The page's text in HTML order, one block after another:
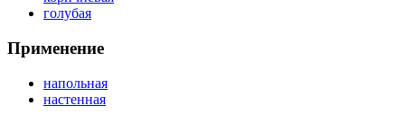
голубая
Применение
напольная
настенная